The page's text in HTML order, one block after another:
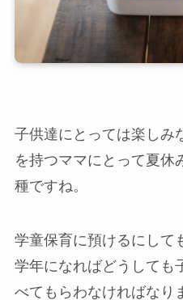
子供達にとっては楽しみ
を持つママにとって夏休
種ですね。
学童保育に預けるにして
学年になればどうしても
べてもらわなければなり